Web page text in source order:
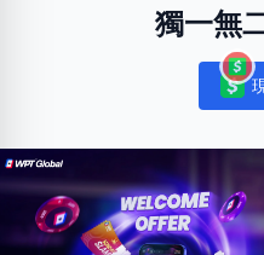
獨一無